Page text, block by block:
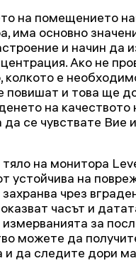
на помещението
има основно
и начин да
Ако не
колкото е
повишат и това ще
на
да се чувствате
на монитора
устойчива на
чрез
часът и
измерванията за
можете да
да следите дори